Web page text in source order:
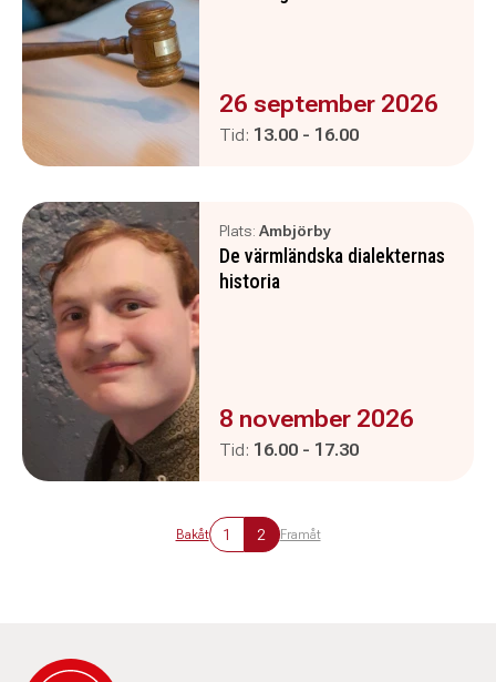
Evenemanget är :
26 september 2026
Tid: Pågår mellan
13.00 - och
16.00
Plats: Ambjörby
De värmländska dialekternas
historia
Evenemanget är :
8 november 2026
Tid: Pågår mellan
16.00 - och
17.30
Bakåt 1 2 Framåt